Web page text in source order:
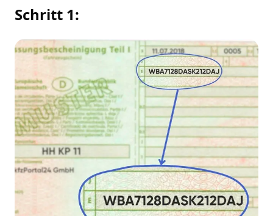
Schritt 1: